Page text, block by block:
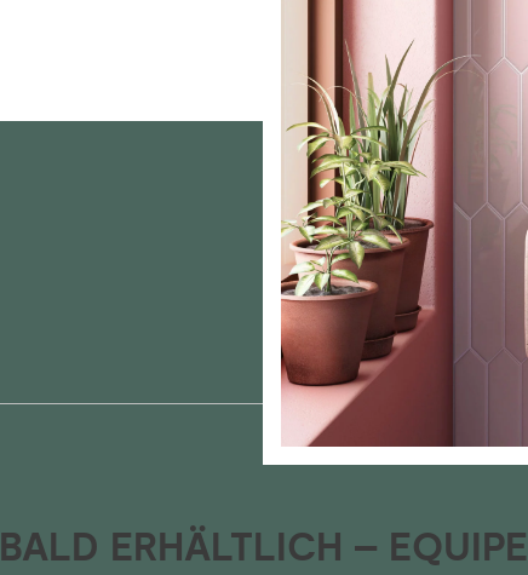
BALD ERHÄLTLICH – EQUIPE